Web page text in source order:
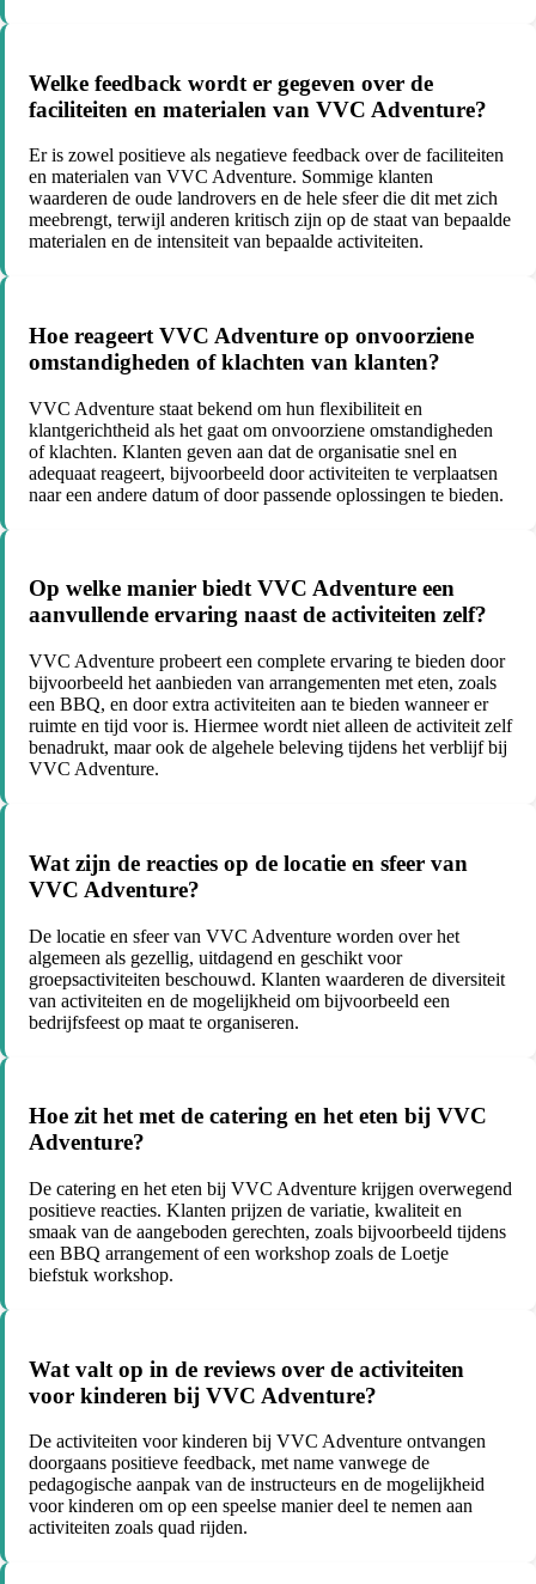
Welke feedback wordt er gegeven over de
faciliteiten en materialen van VVC Adventure?
Er is zowel positieve als negatieve feedback over de faciliteiten
en materialen van VVC Adventure. Sommige klanten
waarderen de oude landrovers en de hele sfeer die dit met zich
meebrengt, terwijl anderen kritisch zijn op de staat van bepaalde
materialen en de intensiteit van bepaalde activiteiten.
Hoe reageert VVC Adventure op onvoorziene
omstandigheden of klachten van klanten?
VVC Adventure staat bekend om hun flexibiliteit en
klantgerichtheid als het gaat om onvoorziene omstandigheden
of klachten. Klanten geven aan dat de organisatie snel en
adequaat reageert, bijvoorbeeld door activiteiten te verplaatsen
naar een andere datum of door passende oplossingen te bieden.
Op welke manier biedt VVC Adventure een
aanvullende ervaring naast de activiteiten zelf?
VVC Adventure probeert een complete ervaring te bieden door
bijvoorbeeld het aanbieden van arrangementen met eten, zoals
een BBQ, en door extra activiteiten aan te bieden wanneer er
ruimte en tijd voor is. Hiermee wordt niet alleen de activiteit zelf
benadrukt, maar ook de algehele beleving tijdens het verblijf bij
VVC Adventure.
Wat zijn de reacties op de locatie en sfeer van
VVC Adventure?
De locatie en sfeer van VVC Adventure worden over het
algemeen als gezellig, uitdagend en geschikt voor
groepsactiviteiten beschouwd. Klanten waarderen de diversiteit
van activiteiten en de mogelijkheid om bijvoorbeeld een
bedrijfsfeest op maat te organiseren.
Hoe zit het met de catering en het eten bij VVC
Adventure?
De catering en het eten bij VVC Adventure krijgen overwegend
positieve reacties. Klanten prijzen de variatie, kwaliteit en
smaak van de aangeboden gerechten, zoals bijvoorbeeld tijdens
een BBQ arrangement of een workshop zoals de Loetje
biefstuk workshop.
Wat valt op in de reviews over de activiteiten
voor kinderen bij VVC Adventure?
De activiteiten voor kinderen bij VVC Adventure ontvangen
doorgaans positieve feedback, met name vanwege de
pedagogische aanpak van de instructeurs en de mogelijkheid
voor kinderen om op een speelse manier deel te nemen aan
activiteiten zoals quad rijden.